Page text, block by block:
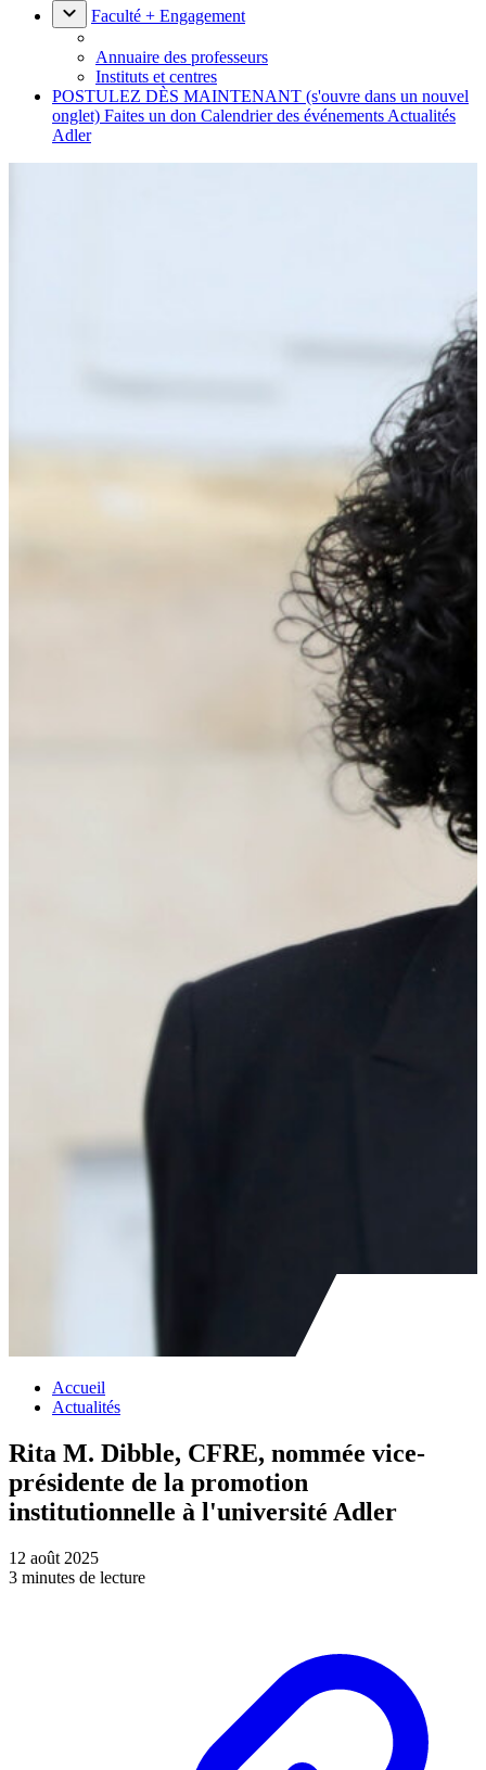
Faculté + Engagement
Annuaire des professeurs
Instituts et centres
POSTULEZ DÈS MAINTENANT (s'ouvre dans un nouvel
onglet) Faites un don Calendrier des événements Actualités
Adler
Accueil
Actualités
Rita M. Dibble, CFRE, nommée vice-
présidente de la promotion
institutionnelle à l'université Adler
12 août 2025
3 minutes de lecture